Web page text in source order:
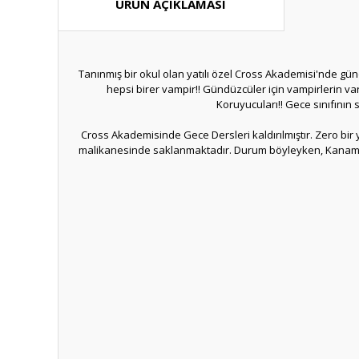
ÜRÜN AÇIKLAMASI
Tanınmış bir okul olan yatılı özel Cross Akademisi'nde
hepsi birer vampir!! Gündüzcüler için vampirlerin
Koruyucuları!! Gece
Cross Akademisinde Gece Dersleri kaldırılmıştır. Zero
malikanesinde saklanmaktadır. Durum böyleyken,